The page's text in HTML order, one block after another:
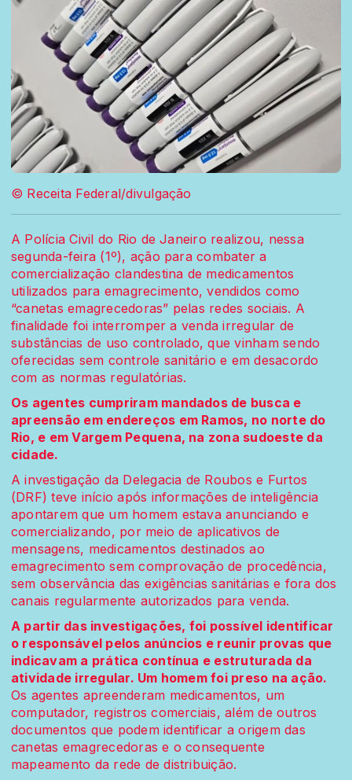
© Receita Federal/divulgação
A Polícia Civil do Rio de Janeiro realizou, nessa
segunda-feira (1º), ação para combater a
comercialização clandestina de medicamentos
utilizados para emagrecimento, vendidos como
“canetas emagrecedoras” pelas redes sociais. A
finalidade foi interromper a venda irregular de
substâncias de uso controlado, que vinham sendo
oferecidas sem controle sanitário e em desacordo
com as normas regulatórias.
Os agentes cumpriram mandados de busca e
apreensão em endereços em Ramos, no norte do
Rio, e em Vargem Pequena, na zona sudoeste da
cidade.
A investigação da Delegacia de Roubos e Furtos
(DRF) teve início após informações de inteligência
apontarem que um homem estava anunciando e
comercializando, por meio de aplicativos de
mensagens, medicamentos destinados ao
emagrecimento sem comprovação de procedência,
sem observância das exigências sanitárias e fora dos
canais regularmente autorizados para venda.
A partir das investigações, foi possível identificar
o responsável pelos anúncios e reunir provas que
indicavam a prática contínua e estruturada da
atividade irregular. Um homem foi preso na ação.
Os agentes apreenderam medicamentos, um
computador, registros comerciais, além de outros
documentos que podem identificar a origem das
canetas emagrecedoras e o consequente
mapeamento da rede de distribuição.